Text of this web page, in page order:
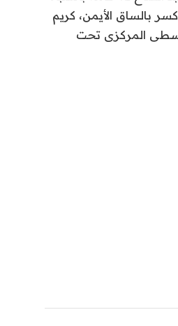
33 عامًا، عامل، باشتباه كسر بالساق الأيمن، كريم
المركزى تحت